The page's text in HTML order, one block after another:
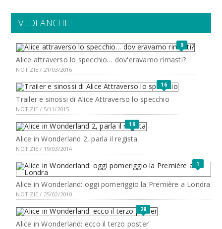
VEDI ANCHE
9
Alice attraverso lo specchio… dov'eravamo rimasti?
NOTIZIE / 21/03/2016
16
Trailer e sinossi di Alice Attraverso lo specchio
NOTIZIE / 5/11/2015
19
Alice in Wonderland 2, parla il regista
NOTIZIE / 19/03/2014
1
Alice in Wonderland: oggi pomeriggio la Première a Londra
NOTIZIE / 25/02/2010
28
Alice in Wonderland: ecco il terzo poster